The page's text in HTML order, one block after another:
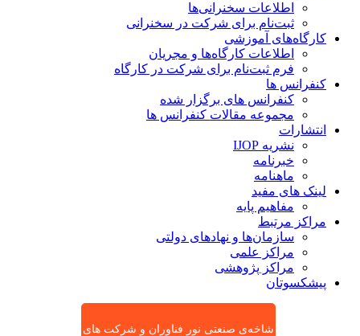
اطلاعات سخنرانی‌‌ها
ثبت‌نام برای شرکت در سخنرانی
کارگاه‌های آموزشی
اطلاعات کارگاه‌ها و مجریان
فرم ثبت‌نام برای شرکت در کارگاه
کنفرانس ها
کنفرانس های برگزار شده
مجموعه مقالات کنفرانس ها
انتشارات
نشریه IJOP
خبرنامه
ماهنامه
لینک های مفید
مفاهیم پایه
مراکز مرتبط
سازمان‌ها و نهادهای دولتی
مراکز علمی
مراکز پژوهشی
پیشکسوتان
شاخه‌ی صنعتی نور فناوران و شرکت های